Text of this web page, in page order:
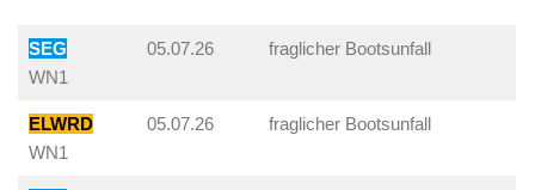
SEG
WN1
05.07.26 fraglicher Bootsunfall
ELWRD
WN1
05.07.26 fraglicher Bootsunfall